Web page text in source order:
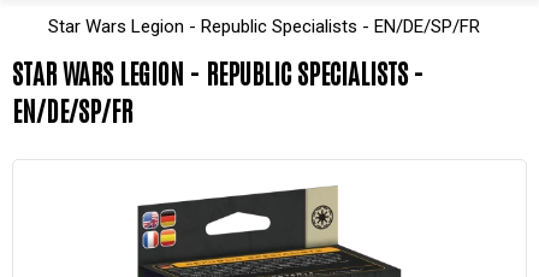
Star Wars Legion - Republic Specialists - EN/DE/SP/FR
STAR WARS LEGION - REPUBLIC SPECIALISTS -
EN/DE/SP/FR